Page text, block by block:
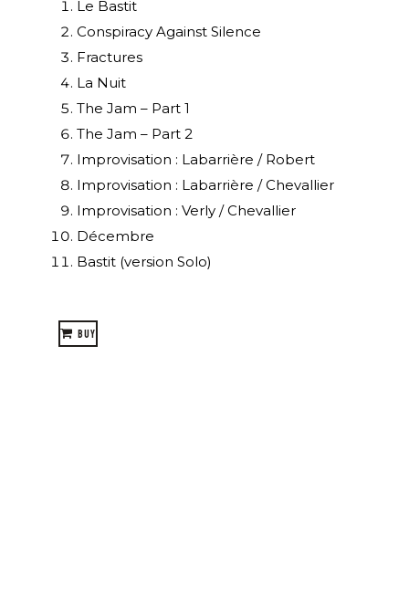
Le Bastit
Conspiracy Against Silence
Fractures
La Nuit
The Jam – Part 1
The Jam – Part 2
Improvisation : Labarrière / Robert
Improvisation : Labarrière / Chevallier
Improvisation : Verly / Chevallier
Décembre
Bastit (version Solo)
BUY